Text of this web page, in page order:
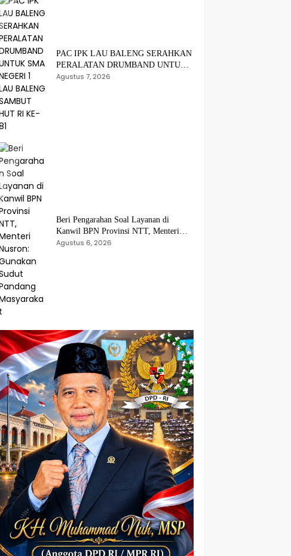
PAC IPK LAU BALENG SERAHKAN
PERALATAN DRUMBAND UNTUK
SMA NEGERI 1 LAU BALENG
Agustus 7, 2026
Beri Pengarahan Soal Layanan di
Kanwil BPN Provinsi NTT, Menteri
Nusron: Gunakan Sudut Pandang
Agustus 6, 2026